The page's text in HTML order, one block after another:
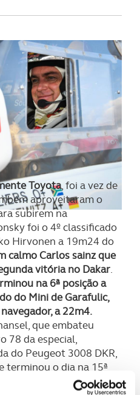
Toyota, foi a vez de
aproveitaram o
subirem na
foi o 4º classificado
Hirvonen a 19m24 do
calmo Carlos sainz que
vitória no Dakar.
na 6ª posição a
do Mini de Garafulic,
a 22m4.
que embateu
78 da especial,
do Peugeot 3008 DKR,
terminou o dia na 15ª
da classificação